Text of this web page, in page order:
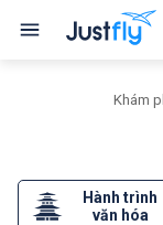
Khám
Hành trình
văn hóa